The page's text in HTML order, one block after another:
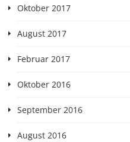
Oktober 2017
August 2017
Februar 2017
Oktober 2016
September 2016
August 2016